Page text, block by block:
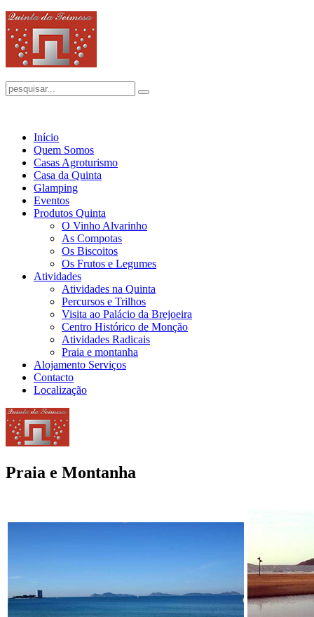
Início
Quem Somos
Casas Agroturismo
Casa da Quinta
Glamping
Eventos
Produtos Quinta
O Vinho Alvarinho
As Compotas
Os Biscoitos
Os Frutos e Legumes
Atividades
Atividades na Quinta
Percursos e Trilhos
Visita ao Palácio da Brejoeira
Centro Histórico de Monção
Atividades Radicais
Praia e montanha
Alojamento Serviços
Contacto
Localização
Praia e Montanha